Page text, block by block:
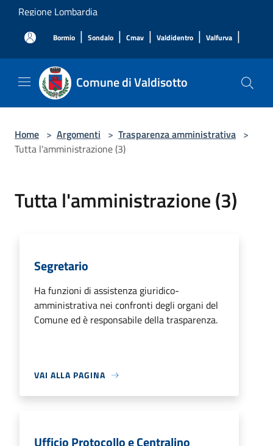
Salta al contenuto principale
Regione Lombardia
Bormio | Sondalo | Cmav | Valdidentro | Valfurva |
Comune di Valdisotto
Home > Argomenti > Trasparenza amministrativa >
Tutta l'amministrazione (3)
Tutta l'amministrazione (3)
Segretario
Ha funzioni di assistenza giuridico-
amministrativa nei confronti degli organi del
Comune ed è responsabile della trasparenza.
VAI ALLA PAGINA
Ufficio Protocollo e Centralino